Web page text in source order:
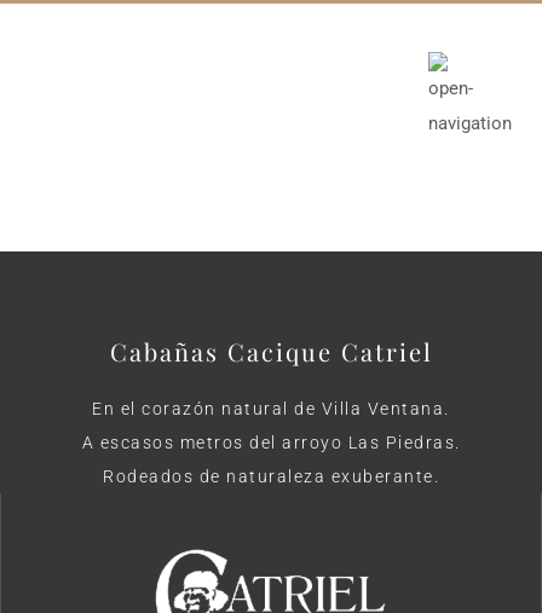
Cabañas Cacique Catriel
En el corazón natural de Villa Ventana.
A escasos metros del arroyo Las Piedras.
Rodeados de naturaleza exuberante.